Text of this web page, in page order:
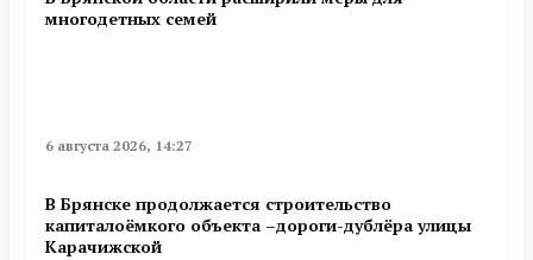
многодетных семей
6 августа 2026, 14:27
В Брянске продолжается строительство
капиталоёмкого объекта –дороги-дублёра улицы
Карачижской